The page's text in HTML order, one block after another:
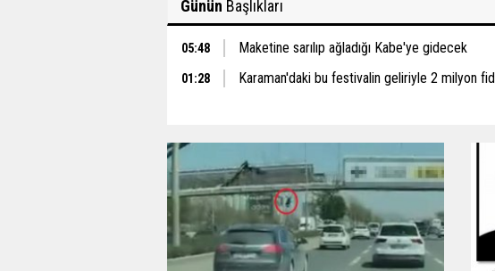
Günün Başlıkları
05:48 Maketine sarılıp ağladığı Kabe'ye gidecek
01:28 Karaman'daki bu festivalin geliriyle 2 milyon